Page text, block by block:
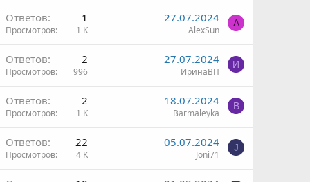
Ответов 1
Просмотров 1 K
27.07.2024
AlexSun
A
Ответов 2
Просмотров 996
27.07.2024
ИринаВП
И
Ответов 2
Просмотров 1 K
18.07.2024
Barmaleyka
B
Ответов 22
Просмотров 4 K
05.07.2024
Joni71
J